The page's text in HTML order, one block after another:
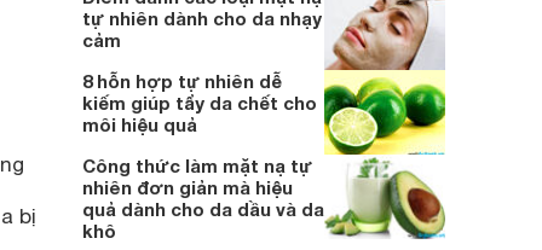
bị
mặt nạ trị mụn, kiềm dầu cực tốt cho cho
da dầu và hỗn hợp.
tự nhiên dành cho da nhạy
cảm
8 hỗn hợp tự nhiên dễ
kiếm giúp tẩy da chết cho
môi hiệu quả
Công thức làm mặt nạ tự
nhiên đơn giản mà hiệu
quả dành cho da dầu và da
khô